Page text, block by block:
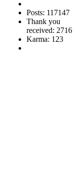
Posts: 117147
Thank you
received: 2716
Karma: 123